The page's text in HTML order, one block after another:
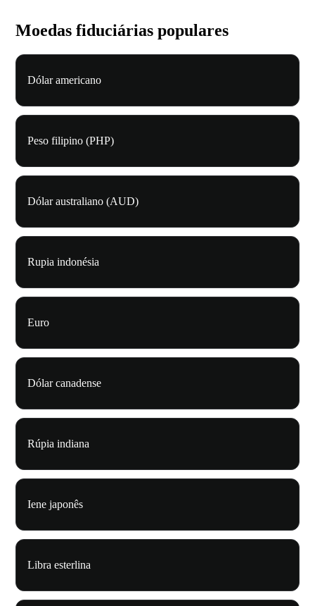
Moedas fiduciárias populares
Dólar americano
Peso filipino (PHP)
Dólar australiano (AUD)
Rupia indonésia
Euro
Dólar canadense
Rúpia indiana
Iene japonês
Libra esterlina